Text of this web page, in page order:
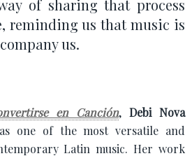
of sharing that process
reminding us that music is
us.
en Canción, Debi Nova
one of the most versatile and
Latin music. Her work